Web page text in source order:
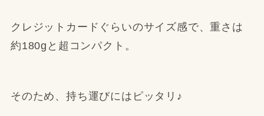
クレジットカードぐらいのサイズ感で、重さは
約180gと超コンパクト。
そのため、持ち運びにはピッタリ♪